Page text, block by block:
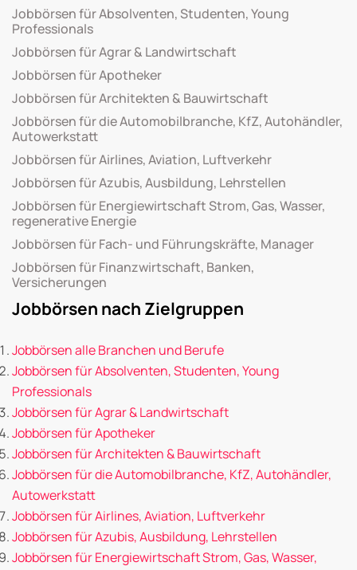
Jobbörsen für Absolventen, Studenten, Young
Professionals
Jobbörsen für Agrar & Landwirtschaft
Jobbörsen für Apotheker
Jobbörsen für Architekten & Bauwirtschaft
Jobbörsen für die Automobilbranche, KfZ, Autohändler,
Autowerkstatt
Jobbörsen für Airlines, Aviation, Luftverkehr
Jobbörsen für Azubis, Ausbildung, Lehrstellen
Jobbörsen für Energiewirtschaft Strom, Gas, Wasser,
regenerative Energie
Jobbörsen für Fach- und Führungskräfte, Manager
Jobbörsen für Finanzwirtschaft, Banken,
Versicherungen
Jobbörsen nach Zielgruppen
Jobbörsen alle Branchen und Berufe
Jobbörsen für Absolventen, Studenten, Young
Professionals
Jobbörsen für Agrar & Landwirtschaft
Jobbörsen für Apotheker
Jobbörsen für Architekten & Bauwirtschaft
Jobbörsen für die Automobilbranche, KfZ, Autohändler,
Autowerkstatt
Jobbörsen für Airlines, Aviation, Luftverkehr
Jobbörsen für Azubis, Ausbildung, Lehrstellen
Jobbörsen für Energiewirtschaft Strom, Gas, Wasser,